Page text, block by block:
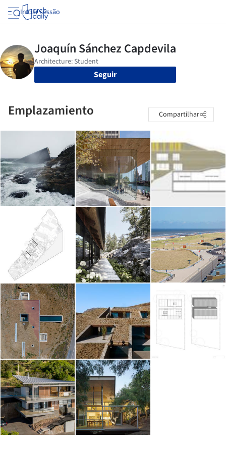
Iniciar sessão
Seguir
Emplazamiento Compartilhar